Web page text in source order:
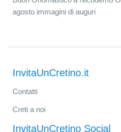
agosto immagini di auguri
InvitaUnCretino.it
Contatti
Creti a noi
InvitaUnCretino Social